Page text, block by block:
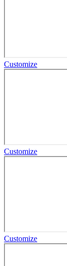
Customize
Customize
Customize